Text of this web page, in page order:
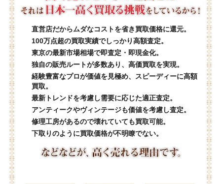
直営店だからムダなコストを省き買取価格に還元。
100万点超の買取実績でしっかり高額査定。
東京の最新市場相場で即査定・即現金化。
独自の販売ルートが多数あり、高価買取を実現。
経験豊富なプロが価値を見極め、スピーディーに高額
買取。
最新トレンドを考慮し需要に応じた適正査定。
アンティークやヴィンテージも価値を考慮し査定。
修理工房があるので壊れていても買取可能。
下取りのように買取価格が不明瞭でない。